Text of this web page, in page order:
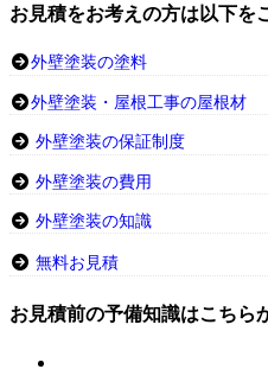
お見積をお考えの方は以下を
外壁塗装の塗料
外壁塗装・屋根工事の屋根材
外壁塗装の保証制度
外壁塗装の費用
外壁塗装の知識
無料お見積
お見積前の予備知識はこちら